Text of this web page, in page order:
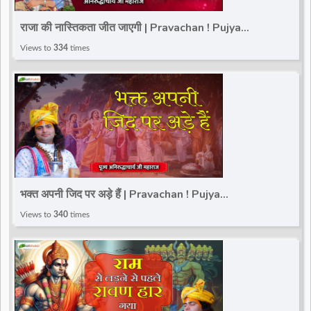
राजा की नास्तिकता जीत जाएगी | Pravachan ! Pujya
Aniruddhacharya Ji Maharaj | Total Bhakti
Views to 334 times
भक्त अपनी जिद पर अड़े हैं | Pravachan ! Pujya
Aniruddhacharya Ji Maharaj
Views to 340 times